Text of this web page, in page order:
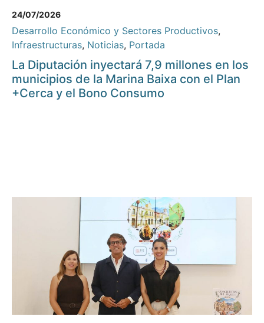
24/07/2026
Desarrollo Económico y Sectores Productivos,
Infraestructuras, Noticias, Portada
La Diputación inyectará 7,9 millones en los
municipios de la Marina Baixa con el Plan
+Cerca y el Bono Consumo